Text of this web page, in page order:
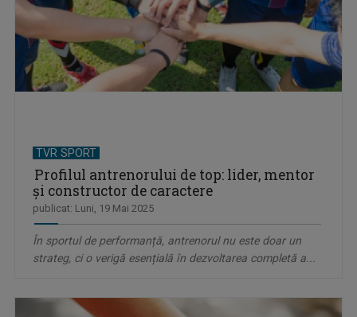
TVR SPORT
Profilul antrenorului de top: lider, mentor
și constructor de caractere
publicat: Luni, 19 Mai 2025
În sportul de performanță, antrenorul nu este doar un
strateg, ci o verigă esențială în dezvoltarea completă a...